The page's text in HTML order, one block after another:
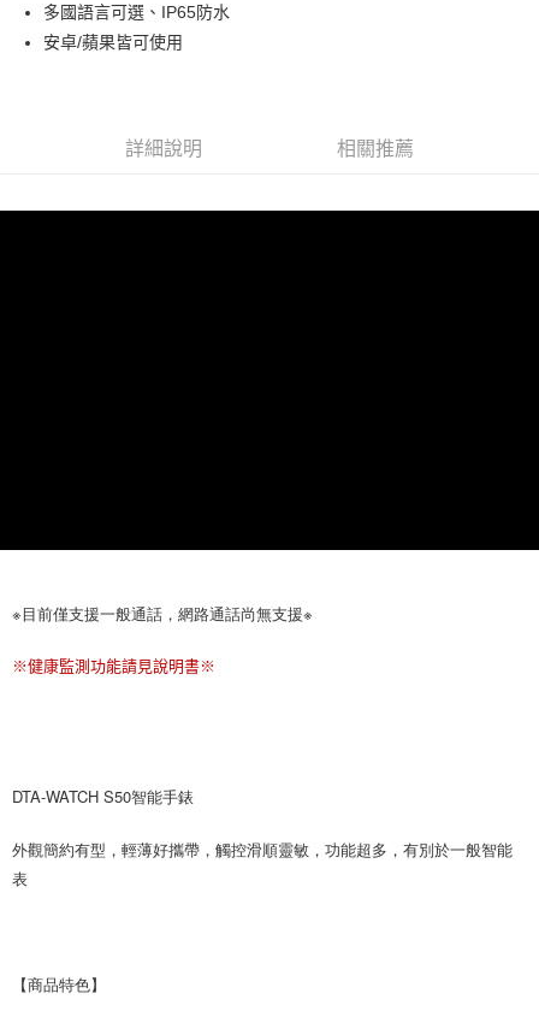
7-11取貨付款
每筆NT$60，滿NT$598(含以上)免運費
多國語言可選、IP65防水
安卓/蘋果皆可使用
詳細說明 相關推薦
※目前僅支援一般通話，網路通話尚無支援※
※健康監測功能請見說明書※
DTA-WATCH S50智能手錶
外觀簡約有型，輕薄好攜帶，觸控滑順靈敏，功能超多，有別於一般智能
表
【商品特色】